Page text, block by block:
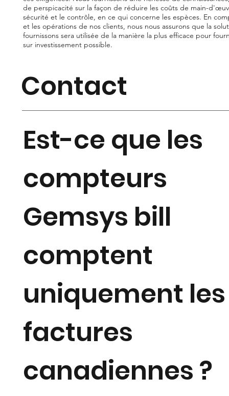
de perspicacité sur la façon de réduire les coûts de main-
sécurité et le contrôle, en ce qui concerne les espèces. En
et les opérations de nos clients, nous nous assurons que la
fournissons sera utilisée de la manière la plus efficace pour
sur investissement possible.
Contact
Est-ce que les
compteurs
Gemsys bill
comptent
uniquement les
factures
canadiennes ?